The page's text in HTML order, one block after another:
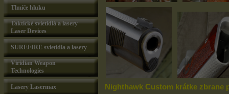
Tlmiče hluku
Taktické svietidlá a lasery
Laser Devices
SUREFIRE svietidla a lasery
Viridian Weapon
Technologies
Lasery Lasermax Nighthawk Custom krátke zbrane